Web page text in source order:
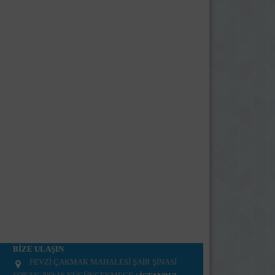
BİZE ULAŞIN
FEVZİ ÇAKMAK MAHALESİ ŞAİR ŞİNASİ